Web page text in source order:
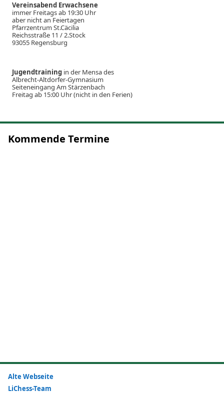
Vereinsabend Erwachsene
immer Freitags ab 19:30 Uhr
aber nicht an Feiertagen
Pfarrzentrum St.Cäcilia
Reichsstraße 11 / 2.Stock
93055 Regensburg
Jugendtraining in der Mensa des
Albrecht-Altdorfer-Gymnasium
Seiteneingang Am Stärzenbach
Freitag ab 15:00 Uhr (nicht in den Ferien)
Kommende Termine
Alte Webseite
LiChess-Team